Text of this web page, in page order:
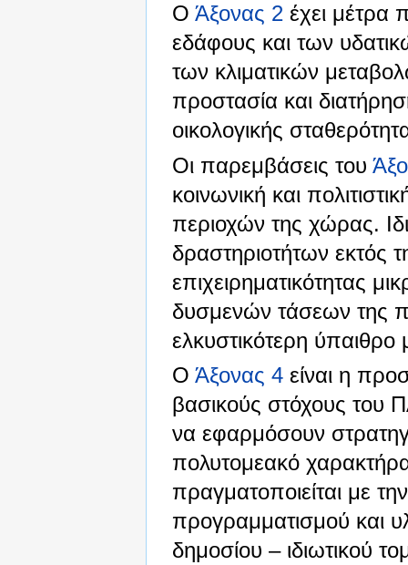
Ο Άξονας 2 έχει μέτρα
εδάφους και των
των κλιματικών
προστασία και
οικολογικής
Οι παρεμβάσεις του
κοινωνική και
περιοχών της χώρας.
δραστηριοτήτων εκτός
επιχειρηματικότητας
δυσμενών τάσεων της
ελκυστικότερη
Ο Άξονας 4 είναι η
βασικούς στόχους του
να εφαρμόσουν
πολυτομεακό
πραγματοποιείται με
προγραμματισμού και
δημοσίου – ιδιωτικού